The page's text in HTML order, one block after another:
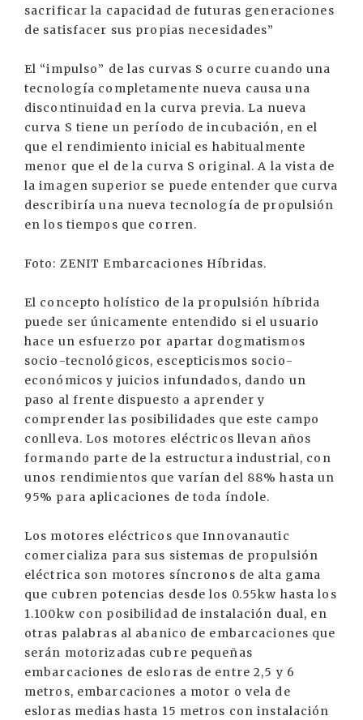
sacrificar la capacidad de futuras generaciones
de satisfacer sus propias necesidades”
El “impulso” de las curvas S ocurre cuando una
tecnología completamente nueva causa una
discontinuidad en la curva previa. La nueva
curva S tiene un período de incubación, en el
que el rendimiento inicial es habitualmente
menor que el de la curva S original. A la vista de
la imagen superior se puede entender que curva
describiría una nueva tecnología de propulsión
en los tiempos que corren.
Foto: ZENIT Embarcaciones Híbridas.
El concepto holístico de la propulsión híbrida
puede ser únicamente entendido si el usuario
hace un esfuerzo por apartar dogmatismos
socio-tecnológicos, escepticismos socio-
económicos y juicios infundados, dando un
paso al frente dispuesto a aprender y
comprender las posibilidades que este campo
conlleva. Los motores eléctricos llevan años
formando parte de la estructura industrial, con
unos rendimientos que varían del 88% hasta un
95% para aplicaciones de toda índole.
Los motores eléctricos que Innovanautic
comercializa para sus sistemas de propulsión
eléctrica son motores síncronos de alta gama
que cubren potencias desde los 0.55kw hasta los
1.100kw con posibilidad de instalación dual, en
otras palabras al abanico de embarcaciones que
serán motorizadas cubre pequeñas
embarcaciones de esloras de entre 2,5 y 6
metros, embarcaciones a motor o vela de
esloras medias hasta 15 metros con instalación